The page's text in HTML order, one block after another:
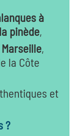
à
pinède,
Marseille,
la Côte
et
?